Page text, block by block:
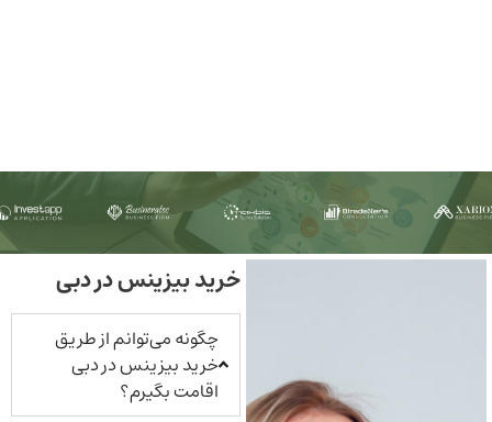
خرید بیزینس در دبی
چگونه می‌توانم از طریق
خرید بیزینس در دبی
اقامت بگیرم؟